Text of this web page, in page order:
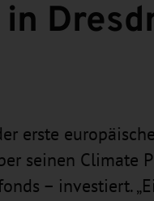
erste
seinen Climate
– investiert.